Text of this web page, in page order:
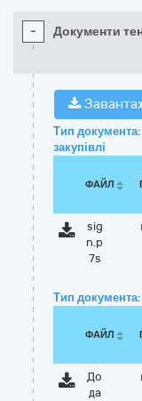
- Документи
Тип
закупівлі
ФАЙЛ
sig
n.p
7s
Тип документа:
ФАЙЛ
До
да